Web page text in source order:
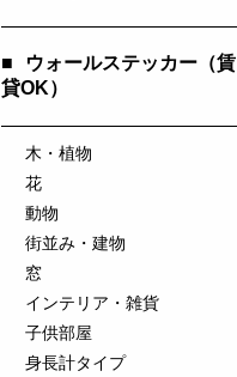
■
ウォールステッカー（賃
貸OK）
木・植物
花
動物
街並み・建物
窓
インテリア・雑貨
子供部屋
身長計タイプ